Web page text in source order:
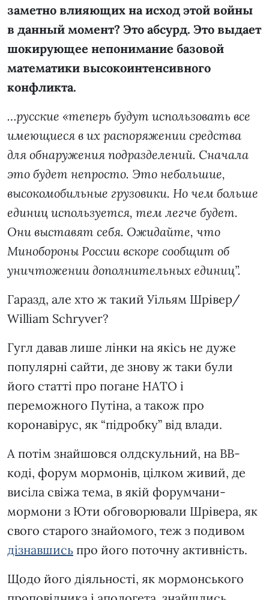
заметно влияющих на исход этой войны
в данный момент? Это абсурд. Это выдает
шокирующее непонимание базовой
математики высокоинтенсивного
конфликта.
…русские «теперь будут использовать все
имеющиеся в их распоряжении средства
для обнаружения подразделений. Сначала
это будет непросто. Это небольшие,
высокомобильные грузовики. Но чем больше
единиц используется, тем легче будет.
Они выставят себя. Ожидайте, что
Минобороны России вскоре сообщит об
уничтожении дополнительных единиц”.
Гаразд, але хто ж такий Уільям Шрівер/
William Schryver?
Гугл давав лише лінки на якісь не дуже
популярні сайти, де знову ж таки були
його статті про погане НАТО і
переможного Путіна, а також про
коронавірус, як “підробку” від влади.
А потім знайшовся олдскульний, на BB-
коді, форум мормонів, цілком живий, де
висіла свіжа тема, в якій форумчани-
мормони з Юти обговорювали Шрівера, як
свого старого знайомого, теж з подивом
дізнавшись про його поточну активність.
Щодо його діяльності, як мормонського